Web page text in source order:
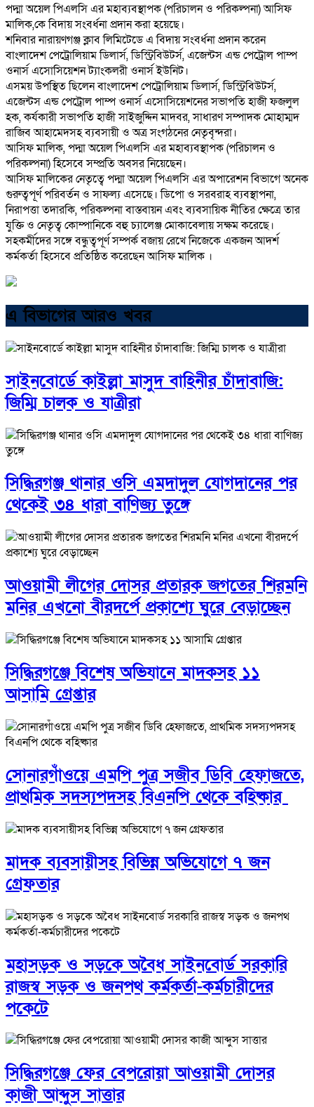
পদ্মা অয়েল পিএলসি এর মহাব্যবস্থাপক (পরিচালন ও পরিকল্পনা) আসিফ
মালিক,কে বিদায় সংবর্ধনা প্রদান করা হয়েছে।
শনিবার নারায়ণগঞ্জ ক্লাব লিমিটেডে এ বিদায় সংবর্ধনা প্রদান করেন
বাংলাদেশ পেট্রোলিয়াম ডিলার্স, ডিস্ট্রিবিউটর্স, এজেন্টস এন্ড পেট্রোল পাম্প
ওনার্স এসোসিয়েশন ট্যাংকলরী ওনার্স ইউনিট।
এসময় উপস্থিত ছিলেন বাংলাদেশ পেট্রোলিয়াম ডিলার্স, ডিস্ট্রিবিউটর্স,
এজেন্টস এন্ড পেট্রোল পাম্প ওনার্স এসোসিয়েশনের সভাপতি হাজী ফজলুল
হক, কর্যকারী সভাপতি হাজী সাইজুদ্দিন মাদবর, সাধারণ সম্পাদক মোহাম্মদ
রাজিব আহামেদসহ ব্যবসায়ী ও অত্র সংগঠনের নেতৃবৃন্দরা।
আসিফ মালিক, পদ্মা অয়েল পিএলসি এর মহাব্যবস্থাপক (পরিচালন ও
পরিকল্পনা) হিসেবে সম্প্রতি অবসর নিয়েছেন।
আসিফ মালিকের নেতৃত্বে পদ্মা অয়েল পিএলসি এর অপারেশন বিভাগে অনেক
গুরুত্বপূর্ণ পরিবর্তন ও সাফল্য এসেছে। ডিপো ও সরবরাহ ব্যবস্থাপনা,
নিরাপত্তা তদারকি, পরিকল্পনা বাস্তবায়ন এবং ব্যবসায়িক নীতির ক্ষেত্রে তার
যুক্তি ও নেতৃত্ব কোম্পানিকে বহু চ্যালেঞ্জ মোকাবেলায় সক্ষম করেছে।
সহকর্মীদের সঙ্গে বন্ধুত্বপূর্ণ সম্পর্ক বজায় রেখে নিজেকে একজন আদর্শ
কর্মকর্তা হিসেবে প্রতিষ্ঠিত করেছেন আসিফ মালিক ।
এ বিভাগের আরও খবর
সাইনবোর্ডে কাইল্লা মাসুদ বাহিনীর চাঁদাবাজি:
জিম্মি চালক ও যাত্রীরা
সিদ্ধিরগঞ্জ থানার ওসি এমদাদুল যোগদানের পর
থেকেই ৩৪ ধারা বাণিজ্য তুঙ্গে
আওয়ামী লীগের দোসর প্রতারক জগতের শিরমনি
মনির এখনো বীরদর্পে প্রকাশ্যে ঘুরে বেড়াচ্ছেন
সিদ্ধিরগঞ্জে বিশেষ অভিযানে মাদকসহ ১১
আসামি গ্রেপ্তার
সোনারগাঁওয়ে এমপি পুত্র সজীব ডিবি হেফাজতে,
প্রাথমিক সদস্যপদসহ বিএনপি থেকে বহিষ্কার
মাদক ব্যবসায়ীসহ বিভিন্ন অভিযোগে ৭ জন
গ্রেফতার
মহাসড়ক ও সড়কে অবৈধ সাইনবোর্ড সরকারি
রাজস্ব সড়ক ও জনপথ কর্মকর্তা-কর্মচারীদের
পকেটে
সিদ্ধিরগঞ্জে ফের বেপরোয়া আওয়ামী দোসর
কাজী আব্দুস সাত্তার